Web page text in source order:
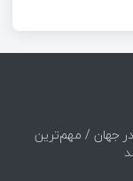
در جهان / مهم‌ترین